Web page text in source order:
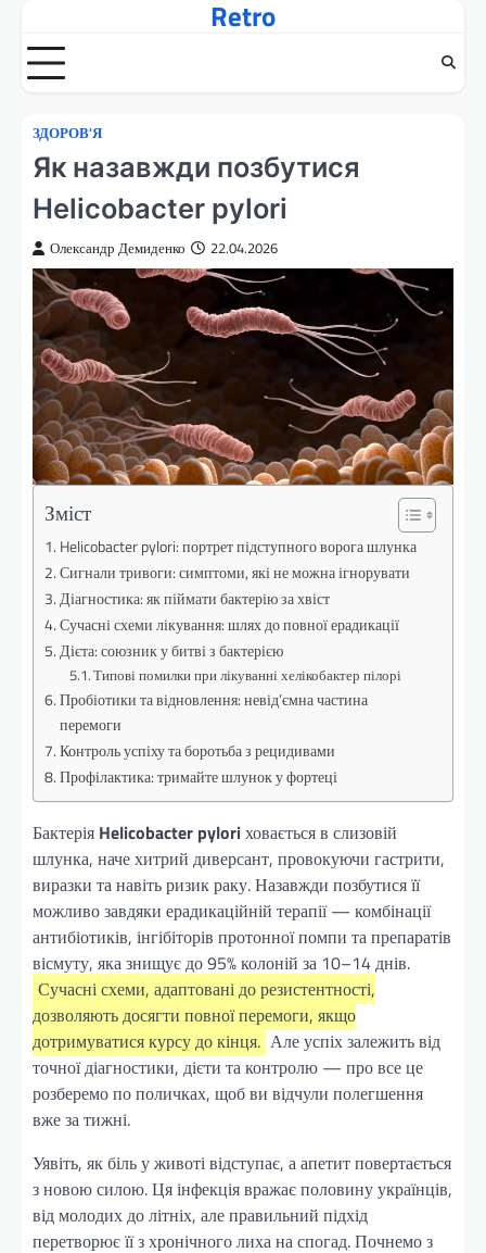
вмісту
Retro
ЗДОРОВ'Я
Як назавжди позбутися
Helicobacter pylori
Олександр Демиденко 22.04.2026
Зміст
Helicobacter pylori: портрет підступного ворога шлунка
Сигнали тривоги: симптоми, які не можна ігнорувати
Діагностика: як піймати бактерію за хвіст
Сучасні схеми лікування: шлях до повної ерадикації
Дієта: союзник у битві з бактерією
Типові помилки при лікуванні хелікобактер пілорі
Пробіотики та відновлення: невід’ємна частина
перемоги
Контроль успіху та боротьба з рецидивами
Профілактика: тримайте шлунок у фортеці
Бактерія Helicobacter pyloriховається в слизовій
шлунка, наче хитрий диверсант, провокуючи гастрити,
виразки та навіть ризик раку. Назавжди позбутися її
можливо завдяки ерадикаційній терапії — комбінації
антибіотиків, інгібіторів протонної помпи та препаратів
вісмуту, яка знищує до 95% колоній за 10–14 днів.
Сучасні схеми, адаптовані до резистентності,
дозволяють досягти повної перемоги, якщо
дотримуватися курсу до кінця. Але успіх залежить від
точної діагностики, дієти та контролю — про все це
розберемо по поличках, щоб ви відчули полегшення
вже за тижні.
Уявіть, як біль у животі відступає, а апетит повертається
з новою силою. Ця інфекція вражає половину українців,
від молодих до літніх, але правильний підхід
перетворює її з хронічного лиха на спогад. Почнемо з